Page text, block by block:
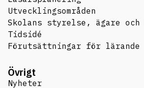
Utvecklingsområden
Skolans styrelse, ägare
Tidsidé
Förutsättningar för lärande
Övrigt
Nyheter